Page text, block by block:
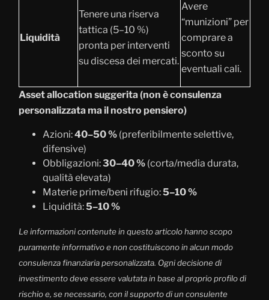
Liquidità
Tenere una riserva
tattica (5–10 %)
pronta per interventi
su discesa dei mercati.
Avere
“munizioni” per
comprare a
sconto su
eventuali cali.
Asset allocation suggerita (non è consulenza
personalizzata ma il nostro pensiero)
Azioni:40–50 % (preferibilmente selettive,
difensive)
Obbligazioni:30–40 % (corta/media durata,
qualità elevata)
Materie prime/beni rifugio:5–10 %
Liquidità:5–10 %
Le informazioni contenute in questo articolo hanno scopo
puramente informativo e non costituiscono in alcun modo
consulenza finanziaria personalizzata. Ogni decisione di
investimento deve essere valutata in base al proprio profilo di
rischio e, se necessario, con il supporto di un consulente